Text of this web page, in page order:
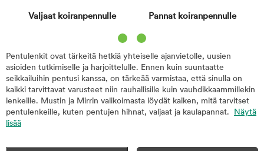
Valjaat koiranpennulle Pannat koiranpennulle
Pentulenkit ovat tärkeitä hetkiä yhteiselle ajanvietolle, uusien
asioiden tutkimiselle ja harjoittelulle. Ennen kuin suuntaatte
seikkailuihin pentusi kanssa, on tärkeää varmistaa, että sinulla on
kaikki tarvittavat varusteet niin rauhallisille kuin vauhdikkaammillekin
lenkeille. Mustin ja Mirrin valikoimasta löydät kaiken, mitä tarvitset
pentulenkeille, kuten pentujen hihnat, valjaat ja kaulapannat. Näytä
lisää